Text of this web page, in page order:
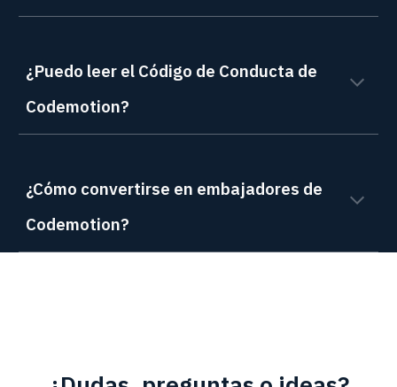
¿Puedo leer el Código de Conducta de
Codemotion?
¿Cómo convertirse en embajadores de
Codemotion?